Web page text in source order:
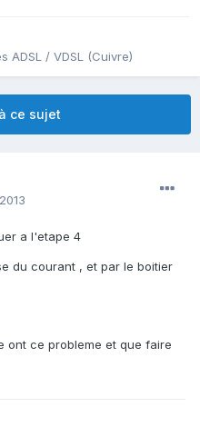
ADSL / VDSL (Cuivre)
ce sujet
a l'etape 4
du courant , et par le boitier
ont ce probleme et que faire